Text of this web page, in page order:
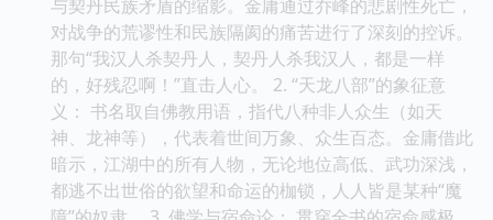
与契丹民族矛盾的缩影。金庸通过乔峰的悲剧性死亡，
对战争的荒谬性和民族隔阂的痛苦进行了深刻的控诉。
那句“我汉人杀契丹人，契丹人杀我汉人，都是一样
的，好残忍啊！”直击人心。 2. “天龙八部”的象征意
义： 书名取自佛教用语，指代八种非人众生（如天
神、龙神等），代表着世间万象、众生百态。金庸借此
暗示，江湖中的所有人物，无论地位高低、武功深浅，
都逃不出世俗的欲望和命运的枷锁，人人皆是某种“魔